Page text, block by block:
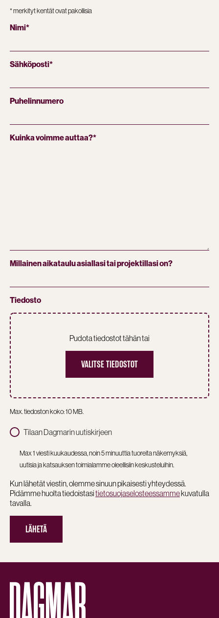
* merkityt kentät ovat pakollisia
Nimi*
Sähköposti*
Puhelinnumero
Kuinka voimme auttaa?*
Millainen aikataulu asiallasi tai projektillasi on?
Tiedosto
Pudota tiedostot tähän tai
VALITSE TIEDOSTOT
Max. tiedoston koko: 10 MB.
Tilaan Dagmarin uutiskirjeen
Max 1 viesti kuukaudessa, noin 5 minuuttia tuoreita näkemyksiä,
uutisia ja katsauksen toimialamme oleellisiin keskusteluihin.
Kun lähetät viestin, olemme sinuun pikaisesti yhteydessä.
Pidämme huolta tiedoistasitietosuojaselosteessammekuvatulla
tavalla.